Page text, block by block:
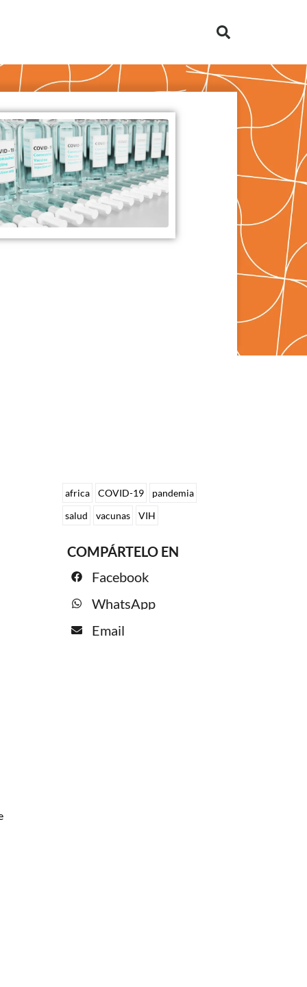
africa COVID-19
pandemia
salud
vacunas VIH
COMPÁRTELO EN
Facebook
WhatsApp
Email